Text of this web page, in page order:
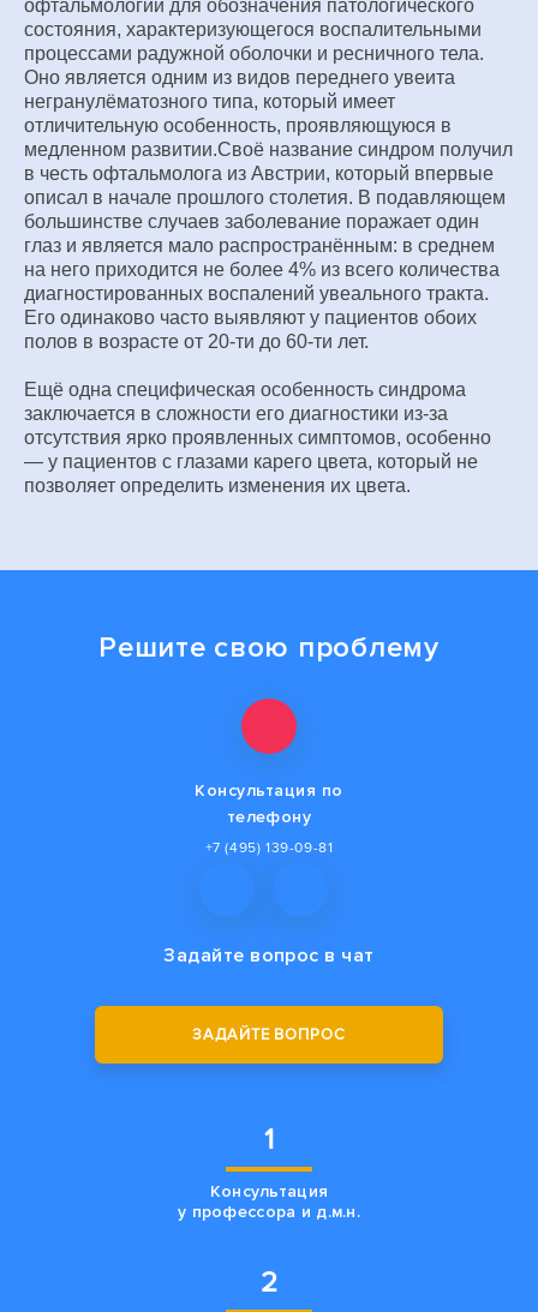
офтальмологии для обозначения патологического
состояния, характеризующегося воспалительными
процессами радужной оболочки и ресничного тела.
Оно является одним из видов переднего увеита
негранулёматозного типа, который имеет
отличительную особенность, проявляющуюся в
медленном развитии.Своё название синдром получил
в честь офтальмолога из Австрии, который впервые
описал в начале прошлого столетия. В подавляющем
большинстве случаев заболевание поражает один
глаз и является мало распространённым: в среднем
на него приходится не более 4% из всего количества
диагностированных воспалений увеального тракта.
Его одинаково часто выявляют у пациентов обоих
полов в возрасте от 20-ти до 60-ти лет.
Ещё одна специфическая особенность синдрома
заключается в сложности его диагностики из-за
отсутствия ярко проявленных симптомов, особенно
— у пациентов с глазами карего цвета, который не
позволяет определить изменения их цвета.
Решите свою проблему
Консультация по
телефону
+7 (495) 139-09-81
Задайте вопрос в чат
1
Консультация
у профессора и д.м.н.
2
ЗАДАЙТЕ ВОПРОС